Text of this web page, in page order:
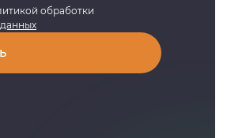
обработки